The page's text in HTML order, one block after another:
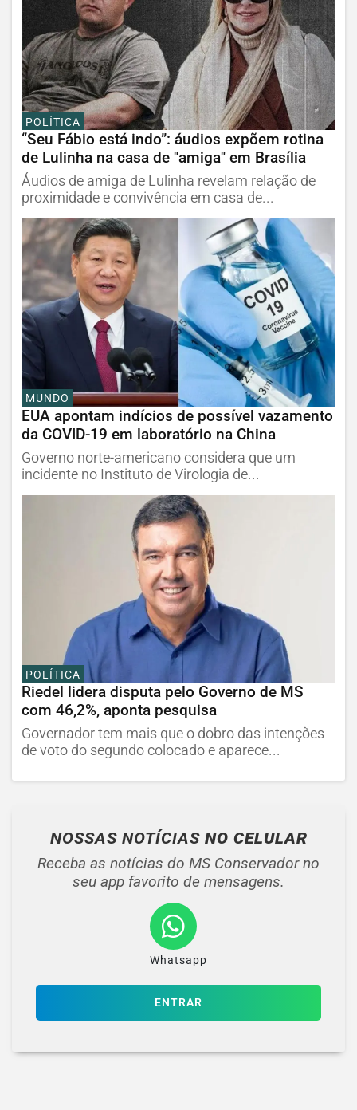
POLÍTICA
“Seu Fábio está indo”: áudios expõem rotina
de Lulinha na casa de "amiga" em Brasília
Áudios de amiga de Lulinha revelam relação de
proximidade e convivência em casa de...
MUNDO
EUA apontam indícios de possível vazamento
da COVID-19 em laboratório na China
Governo norte-americano considera que um
incidente no Instituto de Virologia de...
POLÍTICA
Riedel lidera disputa pelo Governo de MS
com 46,2%, aponta pesquisa
Governador tem mais que o dobro das intenções
de voto do segundo colocado e aparece...
NOSSAS NOTÍCIAS NO CELULAR
Receba as notícias do MS Conservador no
seu app favorito de mensagens.
Whatsapp
ENTRAR